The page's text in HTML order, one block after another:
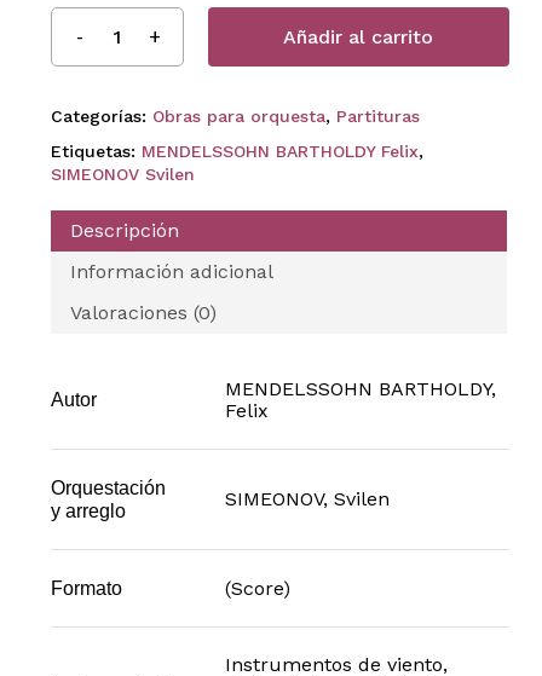
Añadir al carrito
Categorías: Obras para orquesta, Partituras
Etiquetas: MENDELSSOHN BARTHOLDY Felix,
SIMEONOV Svilen
Descripción
Información adicional
Valoraciones (0)
Autor
MENDELSSOHN BARTHOLDY,
Felix
Orquestación
y arreglo
SIMEONOV, Svilen
Formato (Score)
Instrumentos de viento,